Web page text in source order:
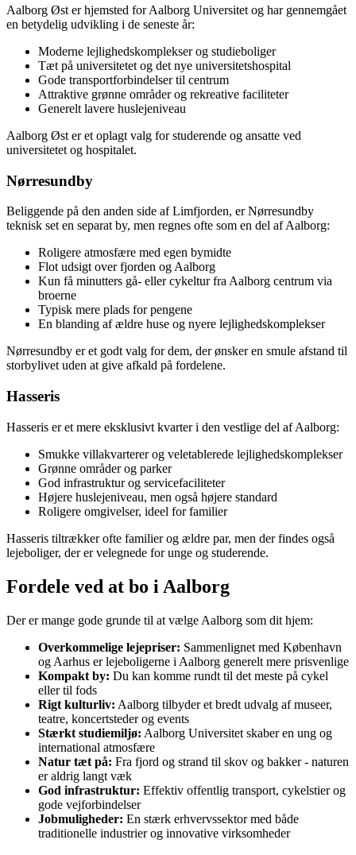
Aalborg Øst er hjemsted for Aalborg Universitet og har gennemgået
en betydelig udvikling i de seneste år:
Moderne lejlighedskomplekser og studieboliger
Tæt på universitetet og det nye universitetshospital
Gode transportforbindelser til centrum
Attraktive grønne områder og rekreative faciliteter
Generelt lavere huslejeniveau
Aalborg Øst er et oplagt valg for studerende og ansatte ved
universitetet og hospitalet.
Nørresundby
Beliggende på den anden side af Limfjorden, er Nørresundby
teknisk set en separat by, men regnes ofte som en del af Aalborg:
Roligere atmosfære med egen bymidte
Flot udsigt over fjorden og Aalborg
Kun få minutters gå- eller cykeltur fra Aalborg centrum via
broerne
Typisk mere plads for pengene
En blanding af ældre huse og nyere lejlighedskomplekser
Nørresundby er et godt valg for dem, der ønsker en smule afstand til
storbylivet uden at give afkald på fordelene.
Hasseris
Hasseris er et mere eksklusivt kvarter i den vestlige del af Aalborg:
Smukke villakvarterer og veletablerede lejlighedskomplekser
Grønne områder og parker
God infrastruktur og servicefaciliteter
Højere huslejeniveau, men også højere standard
Roligere omgivelser, ideel for familier
Hasseris tiltrækker ofte familier og ældre par, men der findes også
lejeboliger, der er velegnede for unge og studerende.
Fordele ved at bo i Aalborg
Der er mange gode grunde til at vælge Aalborg som dit hjem:
Overkommelige lejepriser: Sammenlignet med København
og Aarhus er lejeboligerne i Aalborg generelt mere prisvenlige
Kompakt by: Du kan komme rundt til det meste på cykel
eller til fods
Rigt kulturliv: Aalborg tilbyder et bredt udvalg af museer,
teatre, koncertsteder og events
Stærkt studiemiljø: Aalborg Universitet skaber en ung og
international atmosfære
Natur tæt på: Fra fjord og strand til skov og bakker - naturen
er aldrig langt væk
God infrastruktur: Effektiv offentlig transport, cykelstier og
gode vejforbindelser
Jobmuligheder: En stærk erhvervssektor med både
traditionelle industrier og innovative virksomheder